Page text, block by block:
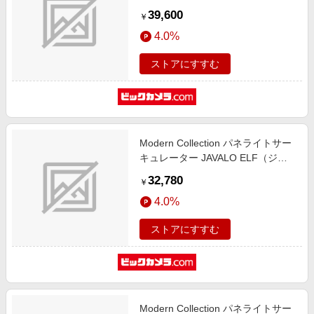
CF048-BK [10畳 /リモコン付属]
￥ 39,600
4.0%
ストアにすすむ
Modern Collection パネライトサー
キュレーター JAVALO ELF（ジャ
電球色 昼光色・昼白色 /リモコン付
属]
￥ 32,780
4.0%
ストアにすすむ
Modern Collection パネライトサー